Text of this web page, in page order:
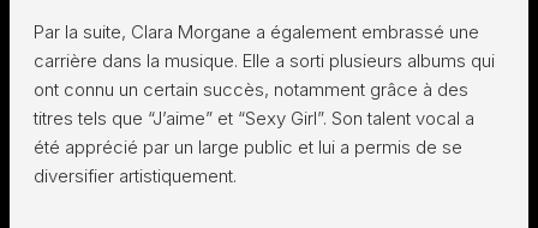
Par la suite, Clara Morgane a également embrassé une
carrière dans la musique. Elle a sorti plusieurs albums qui
ont connu un certain succès, notamment grâce à des
titres tels que “J’aime” et “Sexy Girl”. Son talent vocal a
été apprécié par un large public et lui a permis de se
diversifier artistiquement.